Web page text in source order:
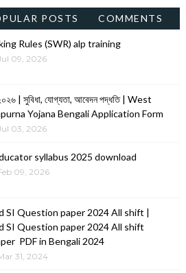
POSTS COMMENTS
Rules (SWR) alp training
09, 2026
| সুবিধা, যোগ্যতা, আবেদন পদ্ধতি | West
Yojana Bengali Application Form
03, 2026
syllabus 2025 download
09, 2026
SI Question paper 2024 All shift |
SI Question paper 2024 All shift
PDF in Bengali 2024
31, 2024